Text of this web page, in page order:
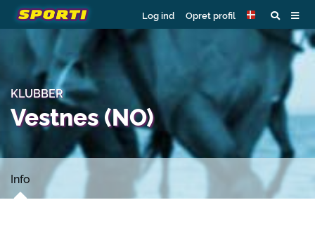
Log ind Opret profil
KLUBBER
Vestnes (NO)
Info